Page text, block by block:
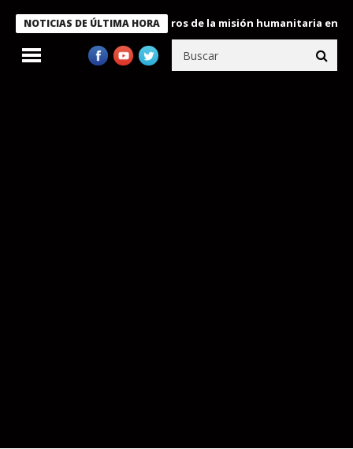
NOTICIAS DE ÚLTIMA HORA
condecora a miembros de la misión humanitaria enviada a